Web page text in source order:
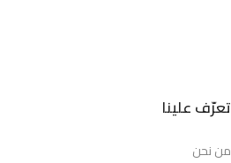
تعرّف علينا
من نحن